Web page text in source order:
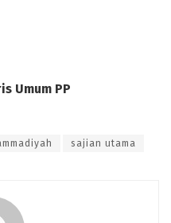
Umum PP
sajian utama